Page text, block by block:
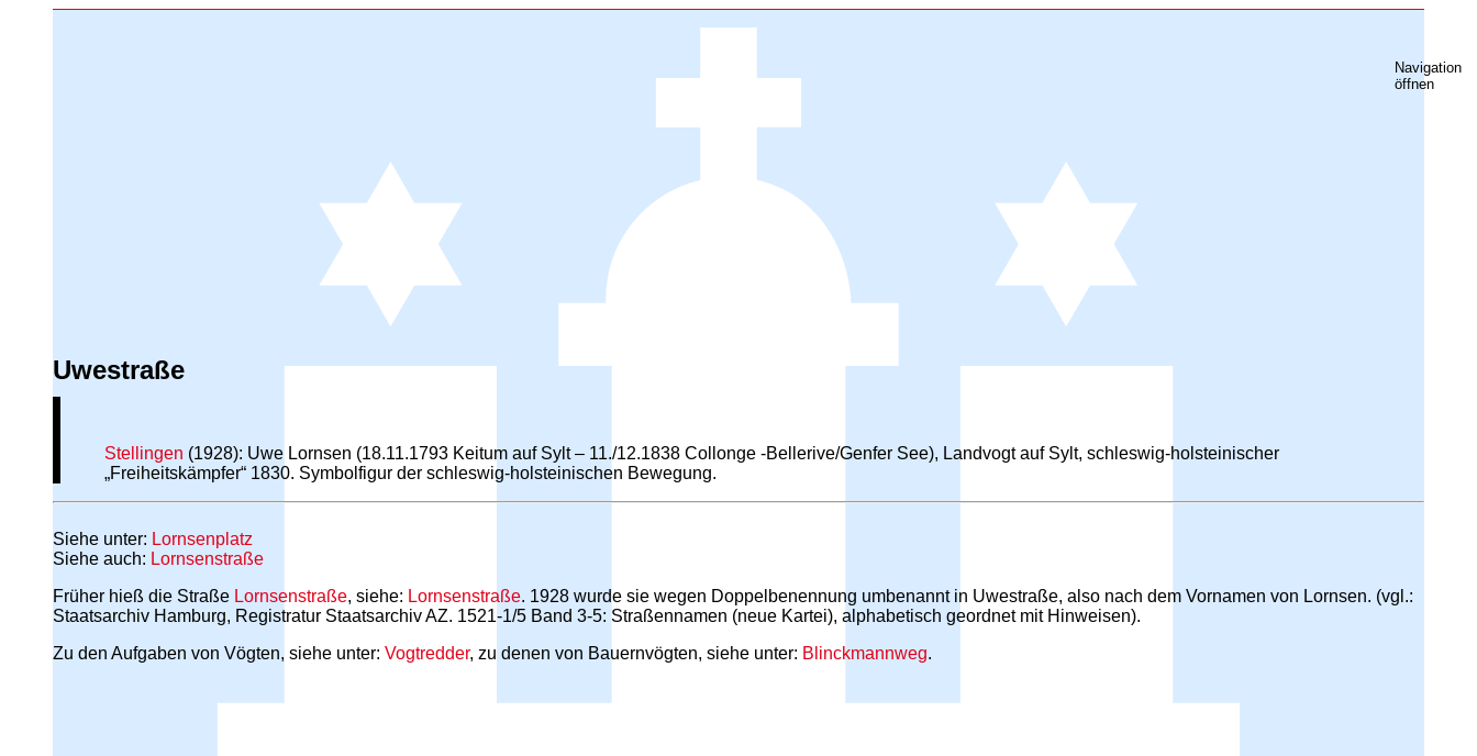
Navigation
öffnen
Uwestraße
Stellingen (1928): Uwe Lornsen (18.11.1793 Keitum auf Sylt – 11./12.1838 Collonge -Bellerive/Genfer See), Landvogt auf Sylt, schleswig-holsteinischer
„Freiheitskämpfer“ 1830. Symbolfigur der schleswig-holsteinischen Bewegung.
Siehe unter: Lornsenplatz
Siehe auch: Lornsenstraße
Früher hieß die Straße Lornsenstraße, siehe: Lornsenstraße. 1928 wurde sie wegen Doppelbenennung umbenannt in Uwestraße, also nach dem Vornamen von Lornsen. (vgl.:
Staatsarchiv Hamburg, Registratur Staatsarchiv AZ. 1521-1/5 Band 3-5: Straßennamen (neue Kartei), alphabetisch geordnet mit Hinweisen).
Zu den Aufgaben von Vögten, siehe unter: Vogtredder, zu denen von Bauernvögten, siehe unter: Blinckmannweg.